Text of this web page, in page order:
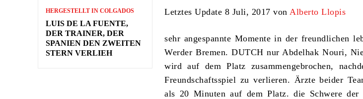
HERGESTELLT IN COLGADOS
LUIS DE LA FUENTE,
DER TRAINER, DER
SPANIEN DEN ZWEITEN
STERN VERLIEH
Letztes Update 8 Juli, 2017 von Alberto Llopis
sehr angespannte Momente in der freundlichen
Werder Bremen. DUTCH nur Abdelhak Nouri,
wird auf dem Platz zusammengebrochen,
Freundschaftsspiel zu verlieren. Ärzte beider
als 20 Minuten auf dem Platz. die Schwere der